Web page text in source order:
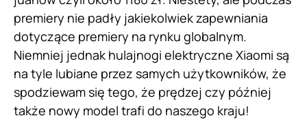
premiery nie padły jakiekolwiek zapewniania
dotyczące premiery na rynku globalnym.
Niemniej jednak hulajnogi elektryczne Xiaomi są
na tyle lubiane przez samych użytkowników, że
spodziewam się tego, że prędzej czy później
także nowy model trafi do naszego kraju!